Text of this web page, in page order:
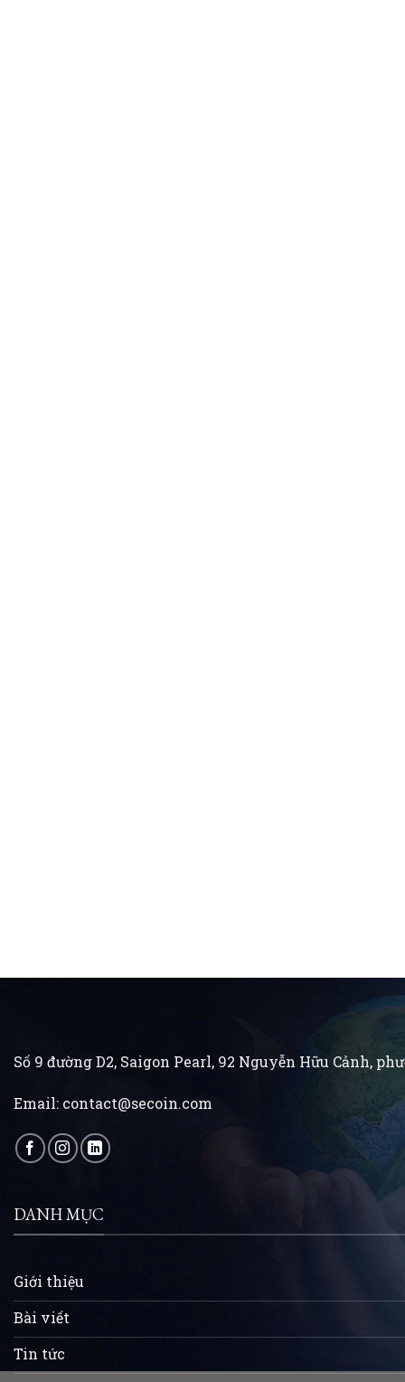
Số 9 đường D2, Saigon Pearl, 92 Nguyễn Hữu Cảnh,
Email: contact@secoin.com
DANH MỤC
Giới thiệu
Bài viết
Tin tức